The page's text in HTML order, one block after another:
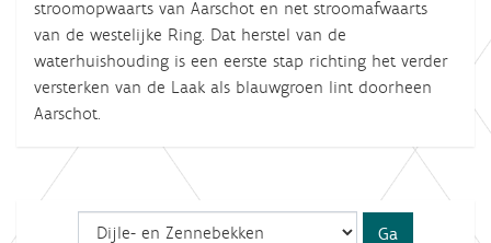
stroomopwaarts van Aarschot en net stroomafwaarts
van de westelijke Ring. Dat herstel van de
waterhuishouding is een eerste stap richting het verder
versterken van de Laak als blauwgroen lint doorheen
Aarschot.